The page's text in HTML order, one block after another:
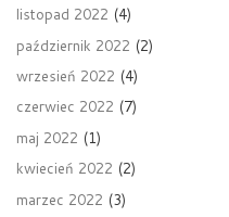
listopad 2022 (4)
październik 2022 (2)
wrzesień 2022 (4)
czerwiec 2022 (7)
maj 2022 (1)
kwiecień 2022 (2)
marzec 2022 (3)